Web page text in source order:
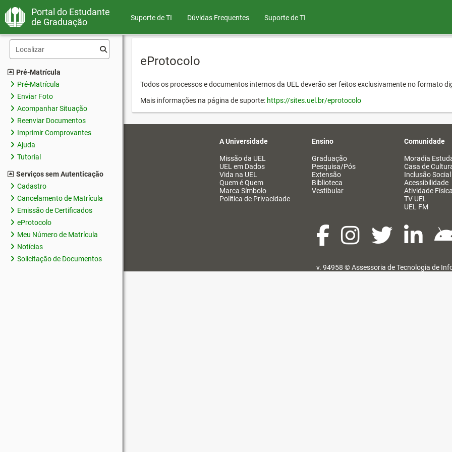
Portal do Estudante
de Graduação
Suporte de TI Dúvidas Frequentes Suporte de TI
Pré-Matrícula
Pré-Matrícula
Enviar Foto
Acompanhar Situação
Reenviar Documentos
Imprimir Comprovantes
Ajuda
Tutorial
Serviços sem Autenticação
Cadastro
Cancelamento de Matrícula
Emissão de Certificados
eProtocolo
Meu Número de Matrícula
Notícias
Solicitação de Documentos
eProtocolo
Todos os processos e documentos internos da UEL deverão ser feitos exclusivamente no formato
Mais informações na página de suporte: https://sites.uel.br/eprotocolo
A Universidade
Missão da UEL
UEL em Dados
Vida na UEL
Quem é Quem
Marca Símbolo
Política de Privacidade
Ensino
Graduação
Pesquisa/Pós
Extensão
Biblioteca
Vestibular
Comunidade
Moradia
Casa de
Inclusão Social
Acessibilidade
Atividade Física
TV UEL
UEL FM
v. 94958 ©Assessoria de Tecnologia de